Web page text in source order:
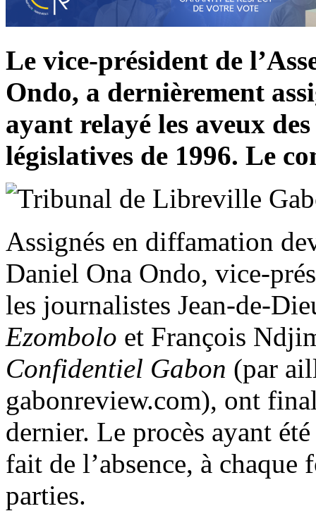
Le vice-président de
Ondo, a dernièrement
ayant relayé les aveux
législatives de 1996. Le
Assignés en diffamation
Daniel Ona Ondo, vice-
les journalistes Jean-de-
Ezombolo et François
Confidentiel Gabon (par
gabonreview.com), ont
dernier. Le procès ayant
fait de l’absence, à chaque
parties.